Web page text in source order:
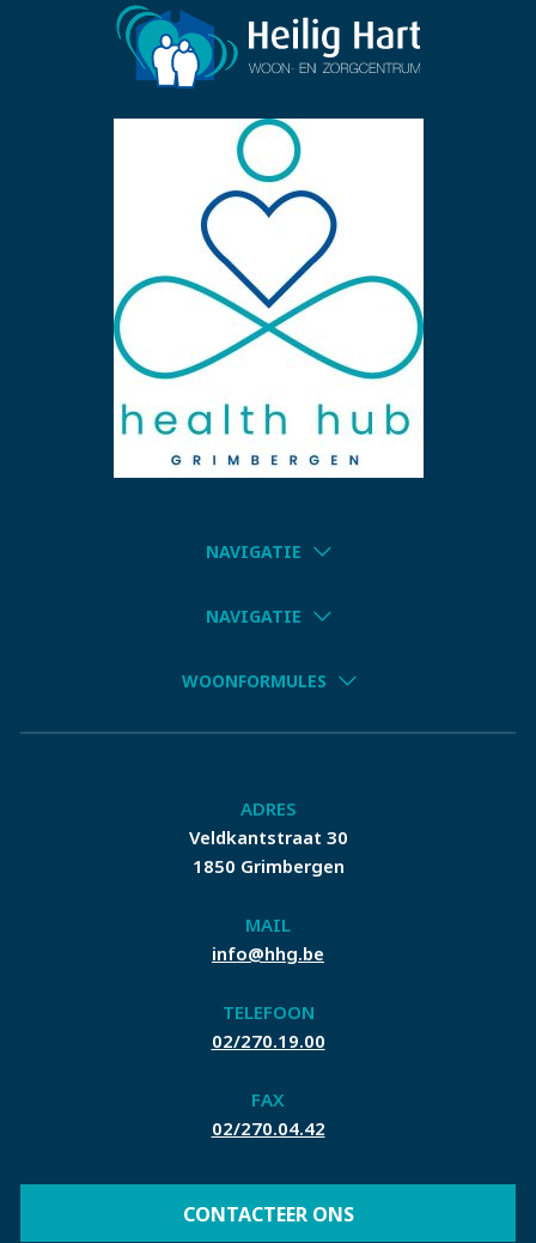
NAVIGATIE
NAVIGATIE
WOONFORMULES
ADRES
Veldkantstraat 30
1850 Grimbergen
MAIL
info@hhg.be
TELEFOON
02/270.19.00
FAX
02/270.04.42
CONTACTEER ONS